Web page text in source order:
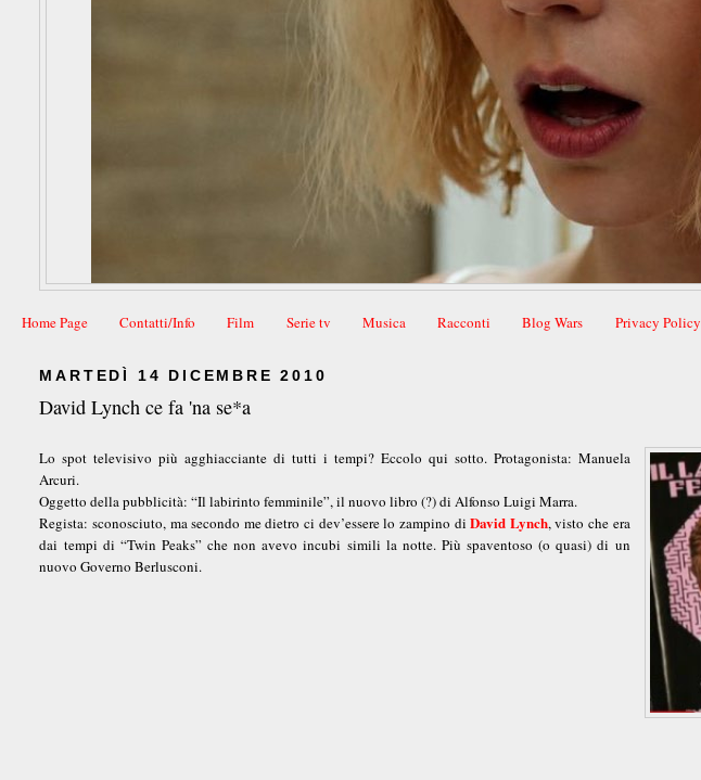
Home Page Contatti/Info Film Serie tv Musica Racconti Blog Wars Privacy Policy
MARTEDÌ 14 DICEMBRE 2010
David Lynch ce fa 'na se*a
Lo spot televisivo più agghiacciante di tutti i tempi? Eccolo qui sotto. Protagonista: Manuela
Arcuri.
Oggetto della pubblicità: “Il labirinto femminile”, il nuovo libro (?) di Alfonso Luigi Marra.
Regista: sconosciuto, ma secondo me dietro ci dev’essere lo zampino diDavid Lynch, visto che era
dai tempi di “Twin Peaks” che non avevo incubi simili la notte. Più spaventoso (o quasi) di un
nuovo Governo Berlusconi.